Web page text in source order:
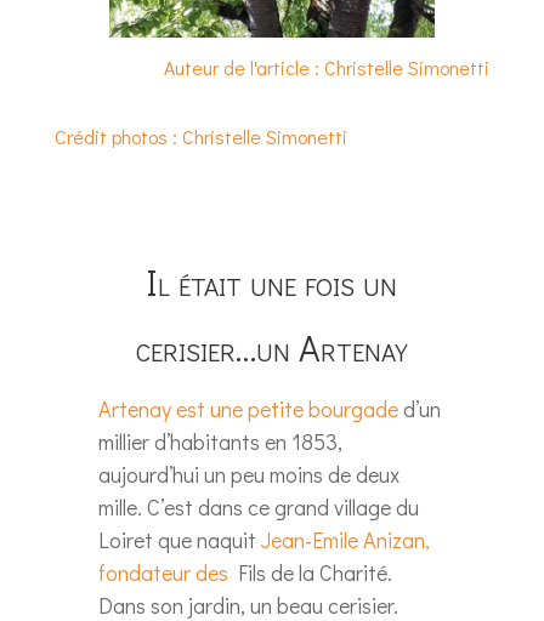
Auteur de l'article : Christelle Simonetti
Crédit photos : Christelle Simonetti
Il était une fois un
cerisier…un Artenay
Artenay est une petite bourgaded’un
millier d’habitants en 1853,
aujourd’hui un peu moins de deux
mille. C’est dans ce grand village du
Loiret que naquit Jean-Emile Anizan,
fondateur des Fils de la Charité.
Dans son jardin, un beau cerisier.